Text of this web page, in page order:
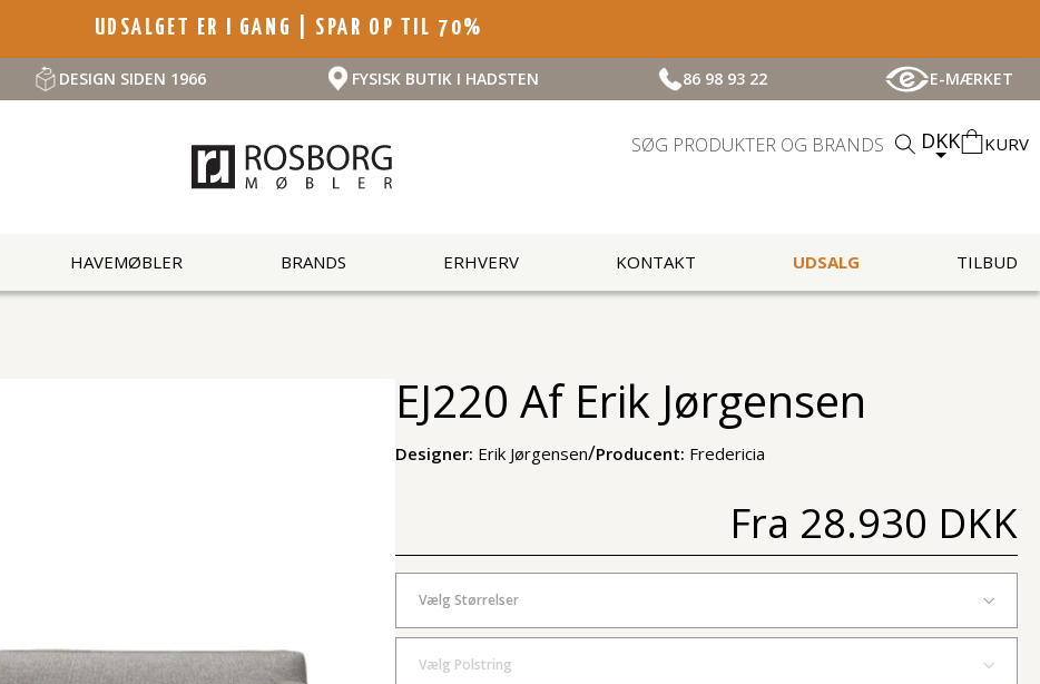
UDSALGET ER I GANG | SPAR OP TIL 70%
DESIGN SIDEN 1966 FYSISK BUTIK I HADSTEN 86 98 93 22 E-MÆRKET
DKK KURV
HAVEMØBLER BRANDS ERHVERV KONTAKT UDSALG TILBUD
EJ220 Af Erik Jørgensen
Designer: Erik Jørgensen/Producent: Fredericia
Fra 28.930 DKK
Vælg Størrelser
Vælg Polstring